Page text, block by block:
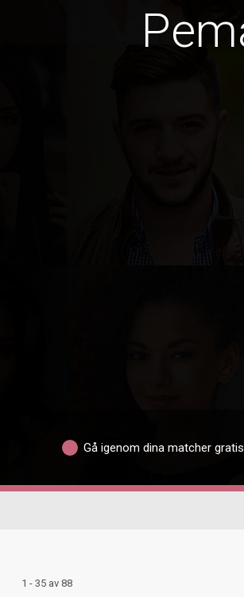
Gå igenom dina matcher gratis
1 - 35 av 88